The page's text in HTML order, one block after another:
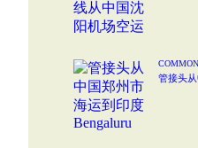
管接头